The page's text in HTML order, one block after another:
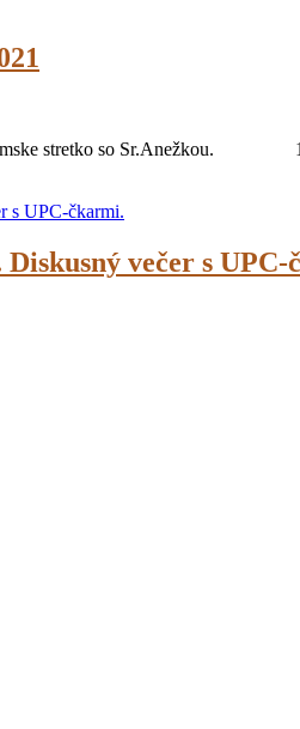
Dámske stretko so Sr.Anežkou.
večer s